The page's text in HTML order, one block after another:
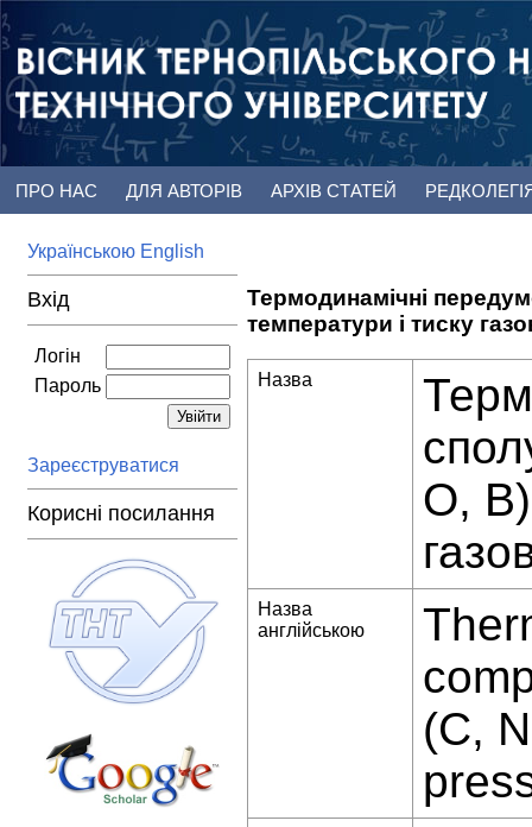
ПРО НАС ДЛЯ АВТОРІВ АРХІВ СТАТЕЙ
Українською English
Вхід
Логін
Пароль
Зареєструватися
Корисні посилання
Термодинамічні
температури і тиску
Назва
O,
Назва
англійською
(C,